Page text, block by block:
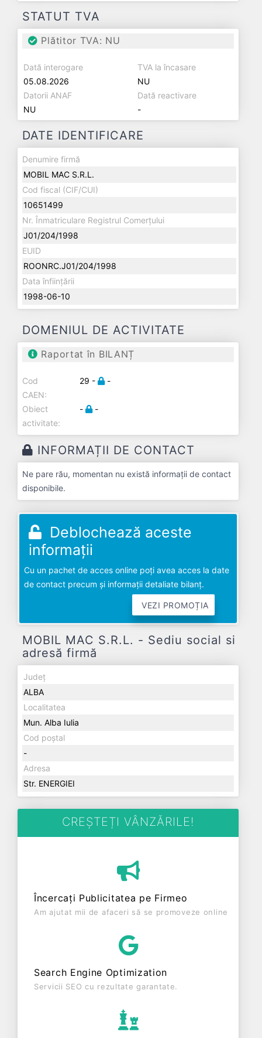
STATUT TVA
Plătitor TVA: NU
Dată interogare
05.08.2026
TVA la încasare
NU
Datorii ANAF
NU
Dată reactivare
-
DATE IDENTIFICARE
Denumire firmă
MOBIL MAC S.R.L.
Cod fiscal (CIF/CUI)
10651499
Nr. Înmatriculare Registrul Comerțului
J01/204/1998
EUID
ROONRC.J01/204/1998
Data înființării
1998-06-10
DOMENIUL DE ACTIVITATE
Raportat în BILANȚ
Cod
CAEN:
29 - -
Obiect
activitate:
- -
INFORMAȚII DE CONTACT
Ne pare rău, momentan nu există informații de contact
disponibile.
Deblochează aceste
informații
Cu un pachet de acces online poți avea acces la date
de contact precum și informații detaliate bilanț.
VEZI PROMOȚIA
MOBIL MAC S.R.L. - Sediu social si
adresă firmă
Județ
ALBA
Localitatea
Mun. Alba Iulia
Cod poștal
-
Adresa
Str. ENERGIEI
CREȘTEȚI VÂNZĂRILE!
Încercați Publicitatea pe Firmeo
Am ajutat mii de afaceri să se promoveze online
Search Engine Optimization
Servicii SEO cu rezultate garantate.